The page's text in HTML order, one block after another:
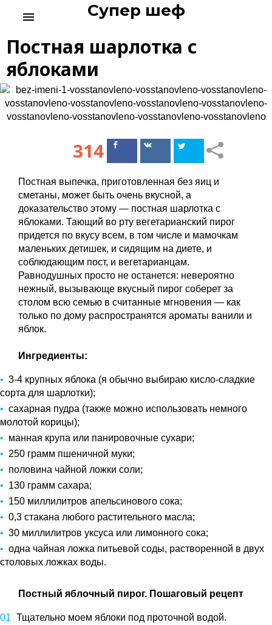
c
o
Супер шеф
menu
Постная шарлотка с
яблоками
314
ПоделитьсяПоделиться
Постная выпечка, приготовленная без яиц и
сметаны, может быть очень вкусной, а
доказательство этому — постная шарлотка с
яблоками. Тающий во рту вегетарианский пирог
придется по вкусу всем, в том числе и мамочкам
маленьких детишек, и сидящим на диете, и
соблюдающим пост, и вегетарианцам.
Равнодушных просто не останется: невероятно
нежный, вызывающе вкусный пирог соберет за
столом всю семью в считанные мгновения — как
только по дому распространятся ароматы ванили и
яблок.
Ингредиенты:
3-4 крупных яблока (я обычно выбираю кисло-сладкие
сорта для шарлотки);
сахарная пудра (также можно использовать немного
молотой корицы);
манная крупа или панировочные сухари;
250 грамм пшеничной муки;
половина чайной ложки соли;
130 грамм сахара;
150 миллилитров апельсинового сока;
0,3 стакана любого растительного масла;
30 миллилитров уксуса или лимонного сока;
одна чайная ложка питьевой соды, растворенной в двух
столовых ложках воды.
Постный яблочный пирог. Пошаговый рецепт
Тщательно моем яблоки под проточной водой.